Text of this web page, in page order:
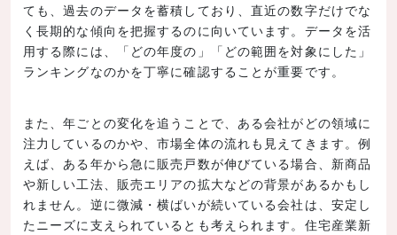
ても、過去のデータを蓄積しており、直近の数字だけでな
く長期的な傾向を把握するのに向いています。データを活
用する際には、「どの年度の」「どの範囲を対象にした」
ランキングなのかを丁寧に確認することが重要です。
また、年ごとの変化を追うことで、ある会社がどの領域に
注力しているのかや、市場全体の流れも見えてきます。例
えば、ある年から急に販売戸数が伸びている場合、新商品
や新しい工法、販売エリアの拡大などの背景があるかもし
れません。逆に微減・横ばいが続いている会社は、安定し
たニーズに支えられているとも考えられます。住宅産業新